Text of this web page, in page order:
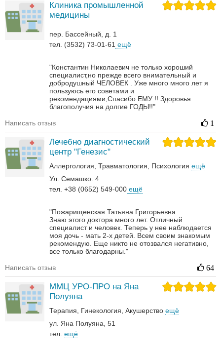
Клиника промышленной
медицины
пер. Бассейный, д. 1
тел. (3532) 73-01-61 ещё
"Константин Николаевич не только хороший
специалист,но прежде всего внимательный и
добродушный ЧЕЛОВЕК . Уже много много лет я
пользуюсь его советами и
рекомендациями,Спасибо ЕМУ !! Здоровья
благополучия на долгие ГОДЫ!!"
Написать отзыв 1
Лечебно диагностический
центр "Генезис"
Аллергология Травматология Психология ещё
Ул. Семашко. 4
тел. +38 (0652) 549-000 ещё
"Пожарищенская Татьяна Григорьевна
Знаю этого доктора много лет. Отличный
специалист и человек. Теперь у нее наблюдается
моя дочь - мать 2-х детей. Всем своим знакомым
рекомендую. Еще никто не отозвался негативно,
все только благодарны."
Написать отзыв 64
ММЦ УРО-ПРО на Яна
Полуяна
Терапия Гинекология Акушерство ещё
ул. Яна Полуяна, 51
тел. ещё